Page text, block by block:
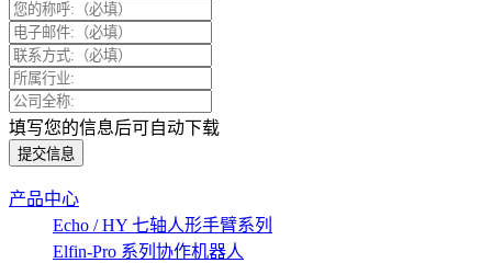
填写您的信息后可自动下载
提交信息
产品中心
Echo / HY 七轴人形手臂系列
Elfin-Pro 系列协作机器人